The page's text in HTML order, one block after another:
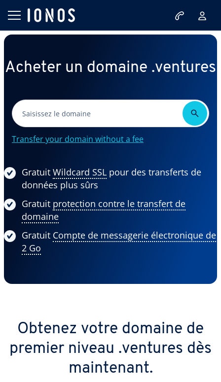
Acheter un domaine .ventures
Transfer your domain without a fee
Gratuit Wildcard SSL pour des transferts de
données plus sûrs
Gratuit protection contre le transfert de
domaine
Gratuit Compte de messagerie électronique de
2 Go
Obtenez votre domaine de
premier niveau .ventures dès
maintenant.